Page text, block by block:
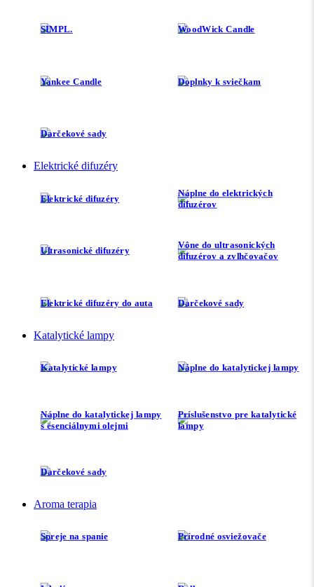
SIMPL. WoodWick Candle
Yankee Candle Doplnky k sviečkam
Darčekové sady
Elektrické difuzéry
Elektrické difuzéry
Náplne do elektrických
difuzérov
Ultrasonické difuzéry
Vône do ultrasonických
difuzérov a zvlhčovačov
Elektrické difuzéry do auta Darčekové sady
Katalytické lampy
Katalytické lampy Náplne do katalytickej lampy
Náplne do katalytickej lampy
s esenciálnymi olejmi
Príslušenstvo pre katalytické
lampy
Darčekové sady
Aroma terapia
Spreje na spanie Prírodné osviežovače